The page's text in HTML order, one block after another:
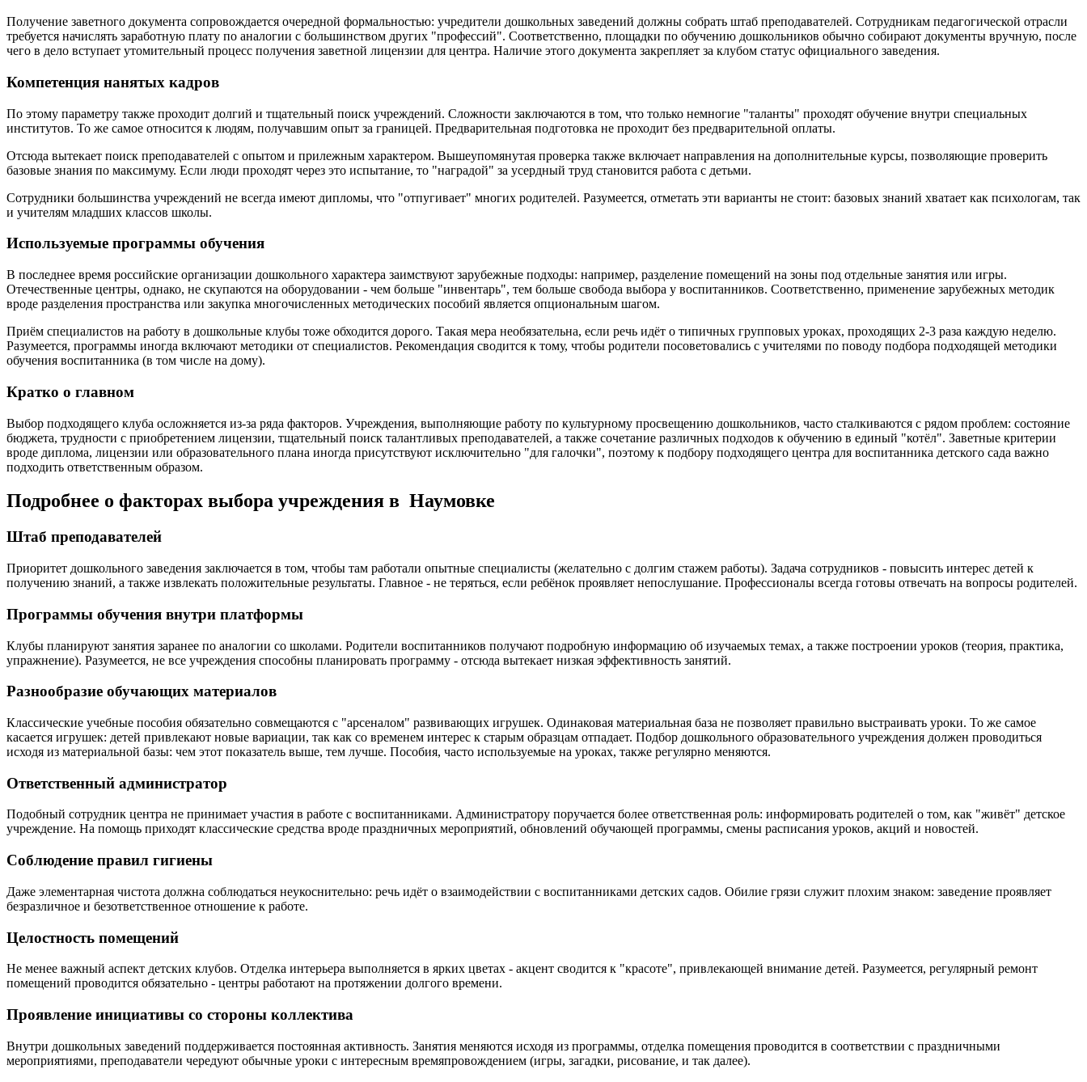
Получение заветного документа сопровождается очередной формальностью: учредители дошкольных заведений должны собрать штаб преподавателей. Сотрудникам педагогической отрасли
требуется начислять заработную плату по аналогии с большинством других "профессий". Соответственно, площадки по обучению дошкольников обычно собирают документы вручную, после
чего в дело вступает утомительный процесс получения заветной лицензии для центра. Наличие этого документа закрепляет за клубом статус официального заведения.
Компетенция нанятых кадров
По этому параметру также проходит долгий и тщательный поиск учреждений. Сложности заключаются в том, что только немногие "таланты" проходят обучение внутри специальных
институтов. То же самое относится к людям, получавшим опыт за границей. Предварительная подготовка не проходит без предварительной оплаты.
Отсюда вытекает поиск преподавателей с опытом и прилежным характером. Вышеупомянутая проверка также включает направления на дополнительные курсы, позволяющие проверить
базовые знания по максимуму. Если люди проходят через это испытание, то "наградой" за усердный труд становится работа с детьми.
Сотрудники большинства учреждений не всегда имеют дипломы, что "отпугивает" многих родителей. Разумеется, отметать эти варианты не стоит: базовых знаний хватает как психологам, так
и учителям младших классов школы.
Используемые программы обучения
В последнее время российские организации дошкольного характера заимствуют зарубежные подходы: например, разделение помещений на зоны под отдельные занятия или игры.
Отечественные центры, однако, не скупаются на оборудовании - чем больше "инвентарь", тем больше свобода выбора у воспитанников. Соответственно, применение зарубежных методик
вроде разделения пространства или закупка многочисленных методических пособий является опциональным шагом.
Приём специалистов на работу в дошкольные клубы тоже обходится дорого. Такая мера необязательна, если речь идёт о типичных групповых уроках, проходящих 2-3 раза каждую неделю.
Разумеется, программы иногда включают методики от специалистов. Рекомендация сводится к тому, чтобы родители посоветовались с учителями по поводу подбора подходящей методики
обучения воспитанника (в том числе на дому).
Кратко о главном
Выбор подходящего клуба осложняется из-за ряда факторов. Учреждения, выполняющие работу по культурному просвещению дошкольников, часто сталкиваются с рядом проблем: состояние
бюджета, трудности с приобретением лицензии, тщательный поиск талантливых преподавателей, а также сочетание различных подходов к обучению в единый "котёл". Заветные критерии
вроде диплома, лицензии или образовательного плана иногда присутствуют исключительно "для галочки", поэтому к подбору подходящего центра для воспитанника детского сада важно
подходить ответственным образом.
Подробнее о факторах выбора учреждения в Наумовке
Штаб преподавателей
Приоритет дошкольного заведения заключается в том, чтобы там работали опытные специалисты (желательно с долгим стажем работы). Задача сотрудников - повысить интерес детей к
получению знаний, а также извлекать положительные результаты. Главное - не теряться, если ребёнок проявляет непослушание. Профессионалы всегда готовы отвечать на вопросы родителей.
Программы обучения внутри платформы
Клубы планируют занятия заранее по аналогии со школами. Родители воспитанников получают подробную информацию об изучаемых темах, а также построении уроков (теория, практика,
упражнение). Разумеется, не все учреждения способны планировать программу - отсюда вытекает низкая эффективность занятий.
Разнообразие обучающих материалов
Классические учебные пособия обязательно совмещаются с "арсеналом" развивающих игрушек. Одинаковая материальная база не позволяет правильно выстраивать уроки. То же самое
касается игрушек: детей привлекают новые вариации, так как со временем интерес к старым образцам отпадает. Подбор дошкольного образовательного учреждения должен проводиться
исходя из материальной базы: чем этот показатель выше, тем лучше. Пособия, часто используемые на уроках, также регулярно меняются.
Ответственный администратор
Подобный сотрудник центра не принимает участия в работе с воспитанниками. Администратору поручается более ответственная роль: информировать родителей о том, как "живёт" детское
учреждение. На помощь приходят классические средства вроде праздничных мероприятий, обновлений обучающей программы, смены расписания уроков, акций и новостей.
Соблюдение правил гигиены
Даже элементарная чистота должна соблюдаться неукоснительно: речь идёт о взаимодействии с воспитанниками детских садов. Обилие грязи служит плохим знаком: заведение проявляет
безразличное и безответственное отношение к работе.
Целостность помещений
Не менее важный аспект детских клубов. Отделка интерьера выполняется в ярких цветах - акцент сводится к "красоте", привлекающей внимание детей. Разумеется, регулярный ремонт
помещений проводится обязательно - центры работают на протяжении долгого времени.
Проявление инициативы со стороны коллектива
Внутри дошкольных заведений поддерживается постоянная активность. Занятия меняются исходя из программы, отделка помещения проводится в соответствии с праздничными
мероприятиями, преподаватели чередуют обычные уроки с интересным времяпровождением (игры, загадки, рисование, и так далее).